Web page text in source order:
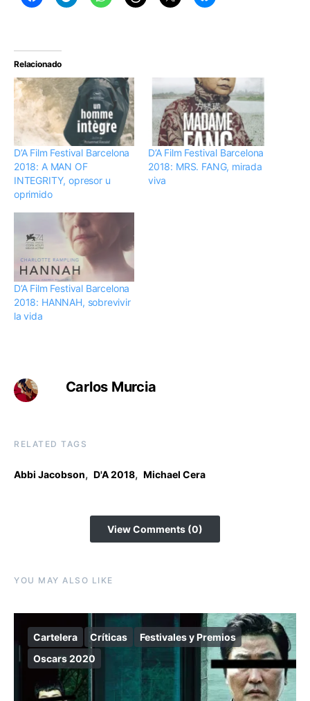
Relacionado
D’A Film Festival Barcelona
2018: A MAN OF
INTEGRITY, opresor u
oprimido
D’A Film Festival Barcelona
2018: MRS. FANG, mirada
viva
D’A Film Festival Barcelona
2018: HANNAH, sobrevivir
la vida
Carlos Murcia
RELATED TAGS
Abbi Jacobson, D'A 2018, Michael Cera
View Comments (0)
YOU MAY ALSO LIKE
Cartelera Críticas
Festivales y Premios
Oscars 2020